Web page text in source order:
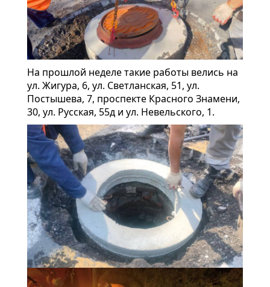
На прошлой неделе такие работы велись на
ул. Жигура, 6, ул. Светланская, 51, ул.
Постышева, 7, проспекте Красного Знамени,
30, ул. Русская, 55д и ул. Невельского, 1.